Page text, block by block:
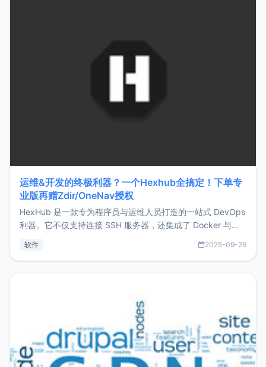
运维&开发的终极利器？一个Hexhub全搞定！下单专
业版再赠Zdir/OneNav授权
HexHub 是一款专为程序员与运维人员打造的一站式 DevOps
利器。它不仅支持连接 SSH 服务器，还集成了 Docker 与常
件间频繁切换，仅凭 HexHub 即可同时搞定运维与数据库操
软件 2025-09-26